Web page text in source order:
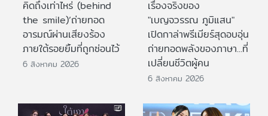
คิดถึงเท่าไหร่ (behind
the smile)’ถ่ายทอด
อารมณ์ผ่านเสียงร้อง
ภายใต้รอยยิ้มที่ถูกซ่อนไว้
6 สิงหาคม 2026
เรื่องจริงของ
"เบญจวรรณ ภูมิแสน"
เปิดกาล่าพรีเมียร์สุดอบอุ่น
ถ่ายทอดพลังของภาษา...ที่
เปลี่ยนชีวิตผู้คน
6 สิงหาคม 2026